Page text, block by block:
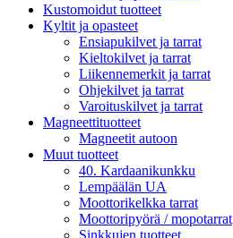
Kustomoidut tuotteet
Kyltit ja opasteet
Ensiapukilvet ja tarrat
Kieltokilvet ja tarrat
Liikennemerkit ja tarrat
Ohjekilvet ja tarrat
Varoituskilvet ja tarrat
Magneettituotteet
Magneetit autoon
Muut tuotteet
40. Kardaanikunkku
Lempäälän UA
Moottorikelkka tarrat
Moottoripyörä / mopotarrat
Sinkkujen tuotteet